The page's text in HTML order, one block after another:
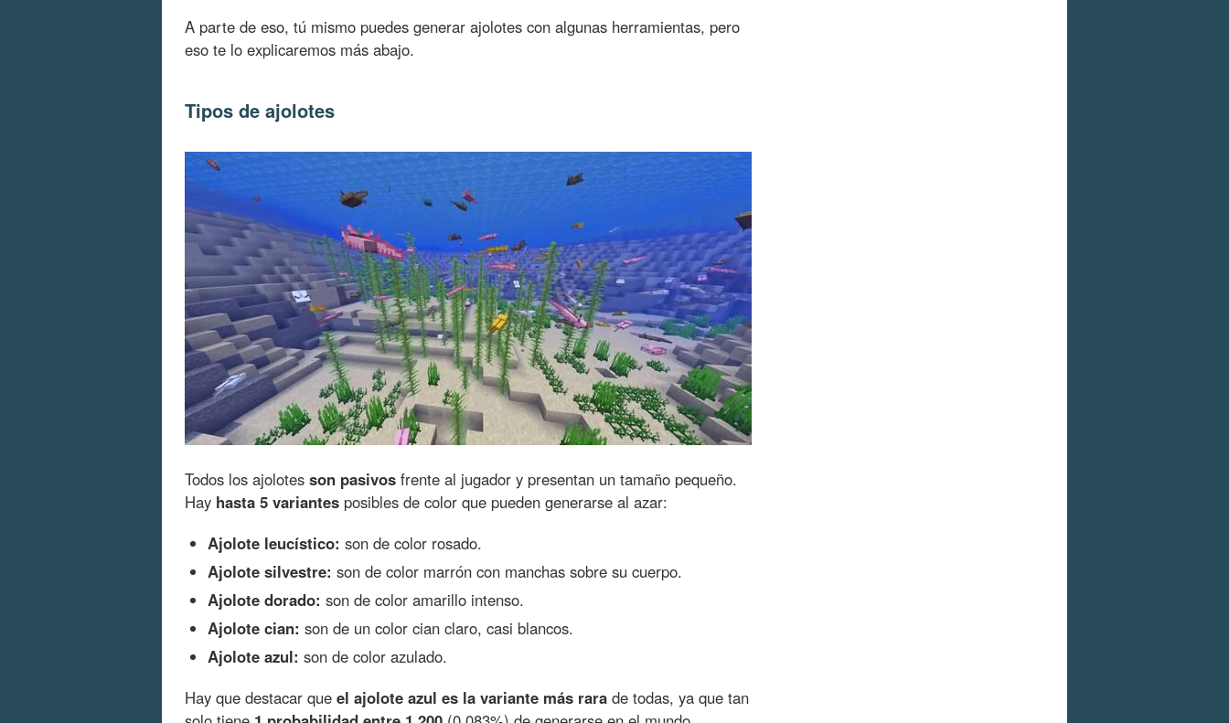
A parte de eso, tú mismo puedes generar ajolotes con algunas herramientas, pero
eso te lo explicaremos más abajo.
Tipos de ajolotes
Todos los ajolotes son pasivos frente al jugador y presentan un tamaño pequeño.
Hay hasta 5 variantes posibles de color que pueden generarse al azar:
Ajolote leucístico: son de color rosado.
Ajolote silvestre: son de color marrón con manchas sobre su cuerpo.
Ajolote dorado: son de color amarillo intenso.
Ajolote cian: son de un color cian claro, casi blancos.
Ajolote azul: son de color azulado.
Hay que destacar que el ajolote azul es la variante más rara de todas, ya que tan